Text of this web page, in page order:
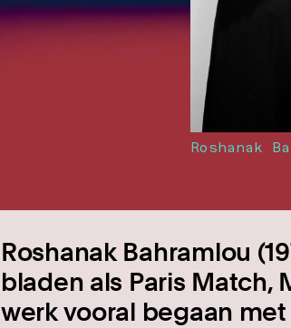
Roshanak
Roshanak Bahramlou
bladen als Paris Match,
werk vooral begaan